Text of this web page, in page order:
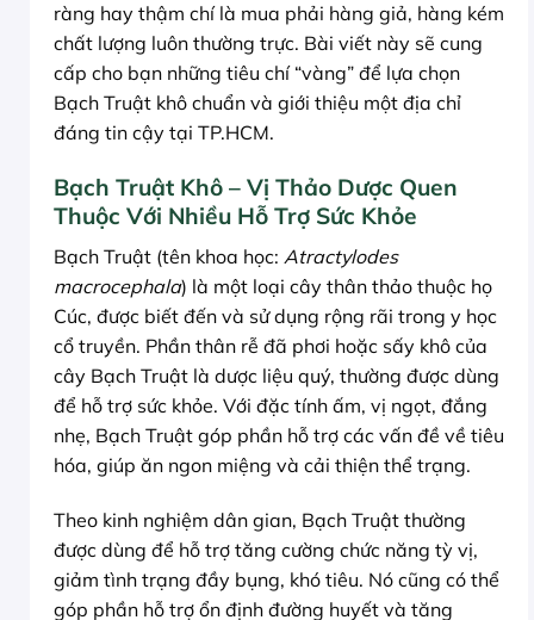
ràng hay thậm chí là mua phải hàng giả, hàng kém
chất lượng luôn thường trực. Bài viết này sẽ cung
cấp cho bạn những tiêu chí “vàng” để lựa chọn
Bạch Truật khô chuẩn và giới thiệu một địa chỉ
đáng tin cậy tại TP.HCM.
Bạch Truật Khô – Vị Thảo Dược Quen
Thuộc Với Nhiều Hỗ Trợ Sức Khỏe
Bạch Truật (tên khoa học: Atractylodes
macrocephala) là một loại cây thân thảo thuộc họ
Cúc, được biết đến và sử dụng rộng rãi trong y học
cổ truyền. Phần thân rễ đã phơi hoặc sấy khô của
cây Bạch Truật là dược liệu quý, thường được dùng
để hỗ trợ sức khỏe. Với đặc tính ấm, vị ngọt, đắng
nhẹ, Bạch Truật góp phần hỗ trợ các vấn đề về tiêu
hóa, giúp ăn ngon miệng và cải thiện thể trạng.
Theo kinh nghiệm dân gian, Bạch Truật thường
được dùng để hỗ trợ tăng cường chức năng tỳ vị,
giảm tình trạng đầy bụng, khó tiêu. Nó cũng có thể
góp phần hỗ trợ ổn định đường huyết và tăng